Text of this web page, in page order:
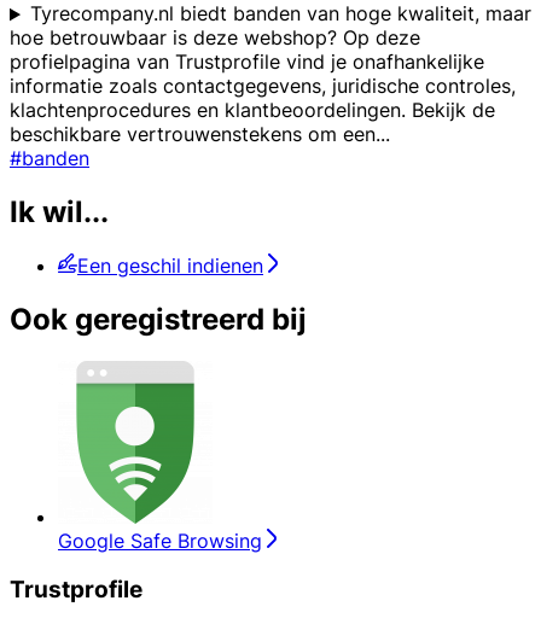
Tyrecompany.nl biedt banden van hoge kwaliteit, maar
hoe betrouwbaar is deze webshop? Op deze
profielpagina van Trustprofile vind je onafhankelijke
informatie zoals contactgegevens, juridische controles,
klachtenprocedures en klantbeoordelingen. Bekijk de
beschikbare vertrouwenstekens om een...
#banden
Ik wil...
Een geschil indienen
Ook geregistreerd bij
Google Safe Browsing
Trustprofile